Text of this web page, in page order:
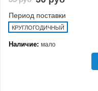
Период поставки
КРУГЛОГОДИЧНЫЙ
Наличие: мало